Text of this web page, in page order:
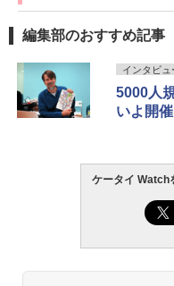
編集部のおすすめ記事
インタビュ
5000人
いよ開催
ケータイ Watch